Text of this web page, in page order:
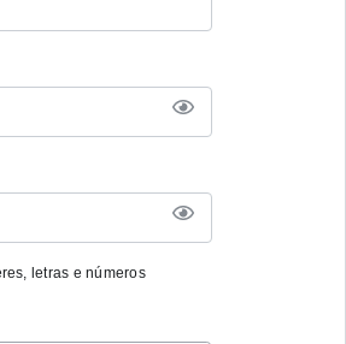
letras e números